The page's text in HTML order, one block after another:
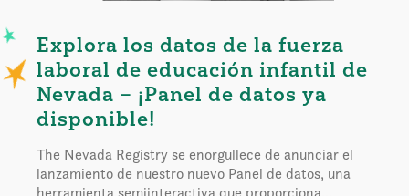
Explora los datos de la fuerza
laboral de educación infantil de
Nevada – ¡Panel de datos ya
disponible!
The Nevada Registry se enorgullece de anunciar el
lanzamiento de nuestro nuevo Panel de datos, una